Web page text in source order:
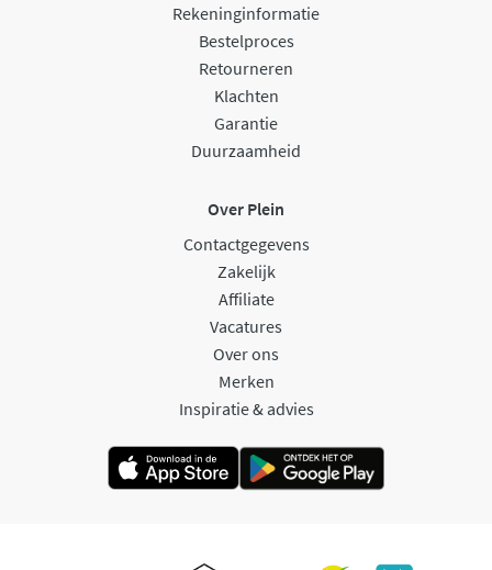
Rekeninginformatie
Bestelproces
Retourneren
Klachten
Garantie
Duurzaamheid
Over Plein
Contactgegevens
Zakelijk
Affiliate
Vacatures
Over ons
Merken
Inspiratie & advies